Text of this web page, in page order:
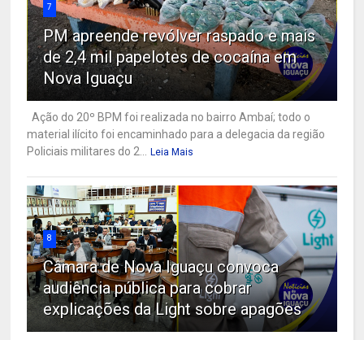
7
PM apreende revólver raspado e mais
de 2,4 mil papelotes de cocaína em
Nova Iguaçu
Ação do 20º BPM foi realizada no bairro Ambaí; todo o
material ilícito foi encaminhado para a delegacia da região
Policiais militares do 2...
Leia Mais
8
Câmara de Nova Iguaçu convoca
audiência pública para cobrar
explicações da Light sobre apagões